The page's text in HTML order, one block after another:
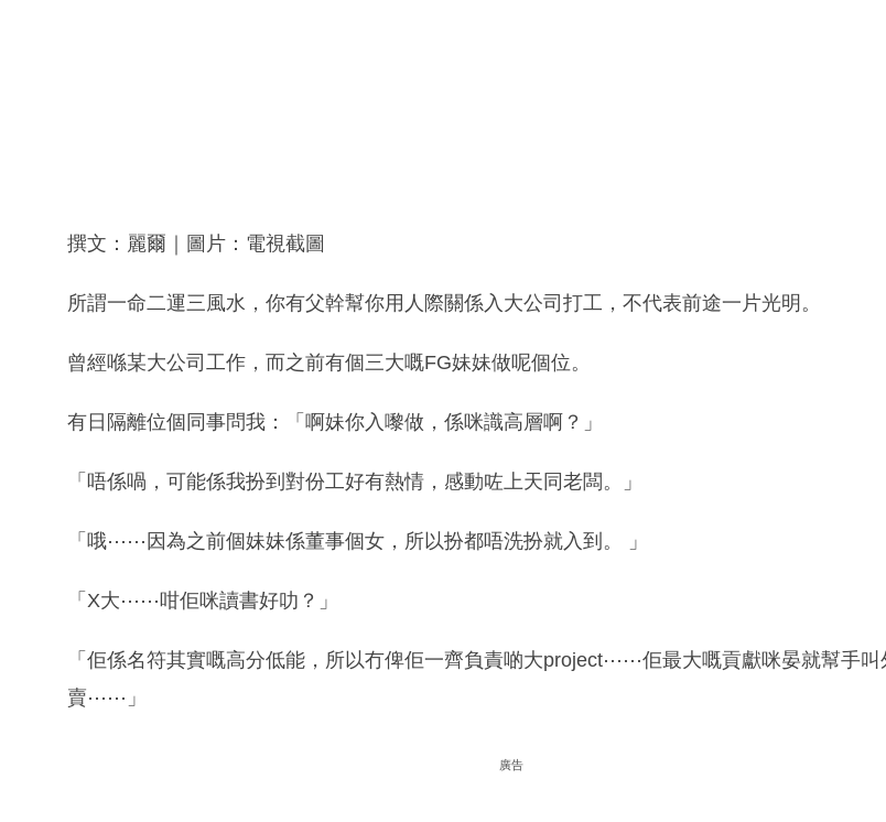
撰文：麗爾｜圖片：電視截圖
所謂一命二運三風水，你有父幹幫你用人際關係入大公司打工，不代表前途一片光明。
曾經喺某大公司工作，而之前有個三大嘅FG妹妹做呢個位。
有日隔離位個同事問我：「啊妹你入嚟做，係咪識高層啊？」
「唔係喎，可能係我扮到對份工好有熱情，感動咗上天同老闆。」
「哦⋯⋯因為之前個妹妹係董事個女，所以扮都唔洗扮就入到。 」
「X大⋯⋯咁佢咪讀書好叻？」
「佢係名符其實嘅高分低能，所以冇俾佢一齊負責啲大project⋯⋯佢最大嘅貢獻咪晏就幫手叫
賣⋯⋯」
廣告